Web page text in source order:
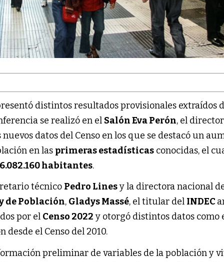
distintos resultados provisionales extraídos
se realizó en el Salón Eva Perón, el director
nuevos datos del Censo en los que se destacó un
en las primeras estadísticas conocidas, el
habitantes.
técnico Pedro Linesy la directora nacional
de Población, Gladys Massé, el titular del INDEC
por el Censo 2022 y otorgó distintos datos como
el Censo del 2010.
preliminar de variables de la población y